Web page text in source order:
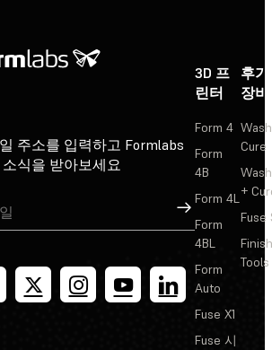
주소를 입력하고 Formlabs
식을 받아보세요
가입
3D 프
린터
Form 4
Form
4B
Form 4L
Form
4BL
Form
Auto
Fuse X1
Fuse 시
후
장비
Cure
+
Fuse
Tools